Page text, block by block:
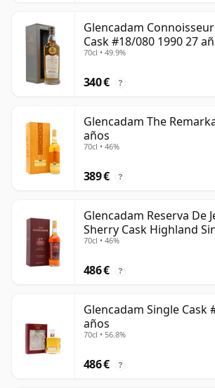
Glencadam
Cask #18/080 1990 27
70cl • 49.9%
340 € ?
Glencadam The
años
70cl • 46%
389 € ?
Glencadam Reserva De
Sherry Cask Highland
años
70cl • 46%
486 € ?
Glencadam Single Cask
años
70cl • 56.8%
486 € ?